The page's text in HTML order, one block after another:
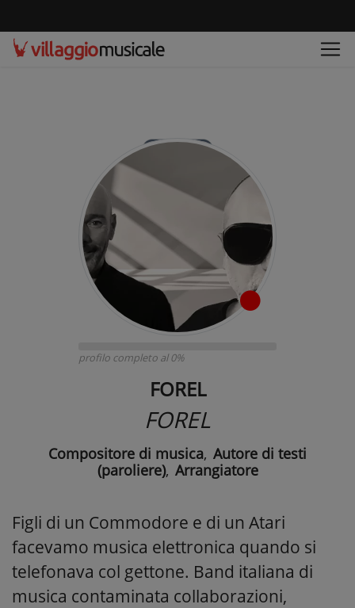
profilo completo al 0%
FOREL
FOREL
Compositore di musica, Autore di testi
(paroliere), Arrangiatore
Figli di un Commodore e di un Atari
facevamo musica elettronica quando si
telefonava col gettone. Band italiana di
musica contaminata collaborazioni,